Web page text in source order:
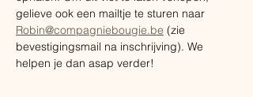
gelieve ook een mailtje te sturen naar
Robin@compagniebougie.be (zie
bevestigingsmail na inschrijving). We
helpen je dan asap verder!